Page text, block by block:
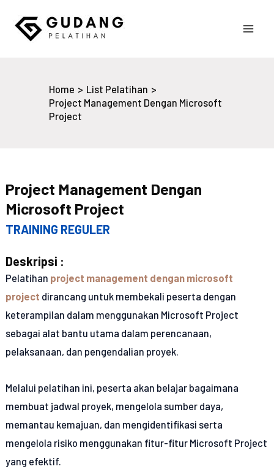
content
Home
List Pelatihan
Project Management Dengan Microsoft
Project
Project Management Dengan
Microsoft Project
TRAINING REGULER
Deskripsi :
Pelatihan project management dengan microsoft
project dirancang untuk membekali peserta dengan
keterampilan dalam menggunakan Microsoft Project
sebagai alat bantu utama dalam perencanaan,
pelaksanaan, dan pengendalian proyek.
Melalui pelatihan ini, peserta akan belajar bagaimana
membuat jadwal proyek, mengelola sumber daya,
memantau kemajuan, dan mengidentifikasi serta
mengelola risiko menggunakan fitur-fitur Microsoft Project
yang efektif.